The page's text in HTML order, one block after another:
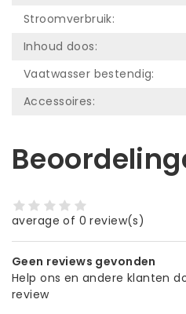
Stroomverbruik:
Inhoud doos:
Vaatwasser bestendig:
Accessoires:
average of 0 review(s)
Geen reviews gevonden
Help ons en andere klanten
review